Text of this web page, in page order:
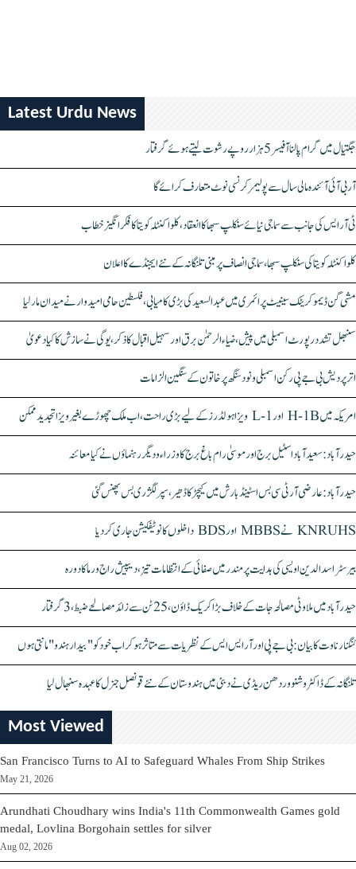
Latest Urdu News
جگتیال میں گرام پالنا آفیسر 5 ہزار روپے رشوت لیتے ہوئے گرفتار
آر بی آئی آئندہ مالی سال سے پولیمر کرنسی نوٹ متعارف کرائے گا
ٹی آر ایس کی جانب سے سماجی نیائے سنکلپ سبھا کا انعقاد، کلواکنٹلہ کویتا کا فکر انگیز خطاب
کلواکنٹلہ کویتا کی سنکلپ سبھا، سماجی انصاف پر مبنی تلنگانہ کے نئے ایجنڈے کا اعلان
مشی گن ڈیموکریٹک سینیٹ پرائمری میں عبدالسعید کی بڑی کامیابی، فلسطین حامی امیدوار نے میدان مار لیا
سنبھل تشدد رپورٹ اسمبلی میں پیش، ضیاء الرحمٰن برق اور سہیل اقبال کا ذکر، یوگی نے سازش کا کیا دعویٰ
اتر پردیش بی جے پی رکن اسمبلی ونود سنگھ پر خاتون کے سنگین الزامات
امریکہ میں H-1B اور L-1 ویزا ہولڈرز کے لیے بڑی راحت، اب ملک چھوڑے بغیر ویزا تجدید ممکن
حیدرآباد: سعیدآباد اسٹیل برج اور موسیٰ رام باغ برج کا وزراء و دیگر رہنماؤں نے کیا معائنہ
حیدرآباد: عارضی آر ٹی سی بس اسٹینڈ بارش میں کیچڑ کا ڈھیر، سپر لگژری بس پھنس گئی
KNRUHS نے MBBS اور BDS داخلوں کا نوٹیفکیشن جاری کر دیا
بیرسٹر اسدالدین اویسی کی ہدایت پر مندر میں صفائی کے انتظامات تیز، دیپیش راج ورما کا دورہ
حیدرآباد میں ملاوٹی مصالحہ جات کے خلاف بڑا کریک ڈاؤن، 25 ٹن سے زائد مصالحے ضبط، 3 گرفتار
کنگنا رناوت کا بیان: بی جے پی اور آر ایس ایس کے نظریات سے متاثر ہو کر اب خود کو "بیدار ہندو" مانتی ہوں
تلنگانہ کے ڈاکٹر وشنو وردھن ریڈی نے دبئی میں ہندوستان کے نئے قونصل جنرل کا عہدہ سنبھال لیا
Most Viewed
San Francisco Turns to AI to Safeguard Whales From Ship Strikes
May 21, 2026
Arundhati Choudhary wins India's 11th Commonwealth Games gold
medal, Lovlina Borgohain settles for silver
Aug 02, 2026